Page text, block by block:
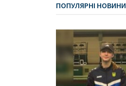
ПОПУЛЯРНІ НОВИНИ